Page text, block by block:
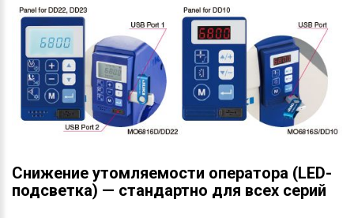
Снижение утомляемости оператора (LED-
подсветка) — стандартно для всех серий